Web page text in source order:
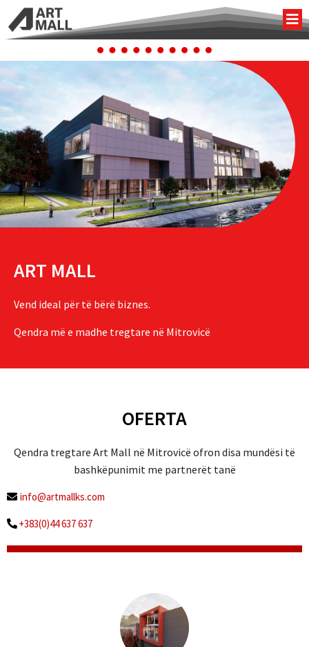
ART MALL
Vend ideal për të bërë biznes.
Qendra më e madhe tregtare në Mitrovicë
OFERTA
Qendra tregtare Art Mall në Mitrovicë ofron disa mundësi të
bashkëpunimit me partnerët tanë
info@artmallks.com
+383(0)44 637 637